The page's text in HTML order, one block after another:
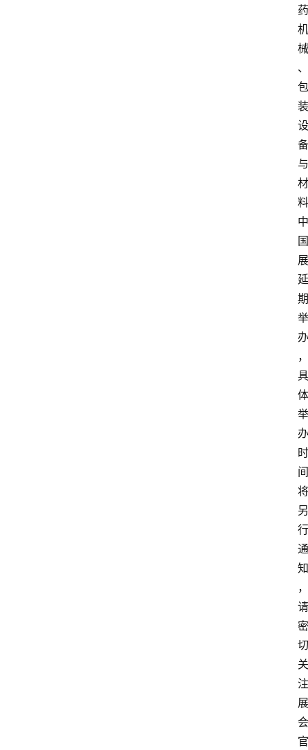
药
机
械
、
包
装
设
备
与
材
料
中
国
展
延
期
举
办
，
具
体
举
办
时
间
将
另
行
通
知
，
请
密
切
关
注
展
会
官